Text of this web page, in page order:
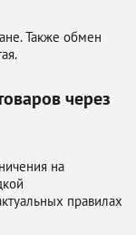
Также обмен
через
на
правилах